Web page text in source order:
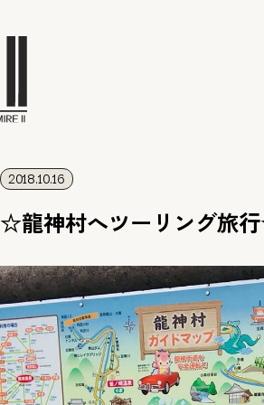
2018.10.16
☆龍神村へツーリング旅